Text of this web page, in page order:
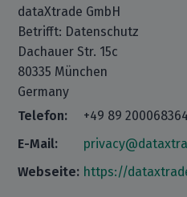
dataXtrade GmbH
Betrifft: Datenschutz
Dachauer Str. 15c
80335 München
Germany
Telefon:
+49 89 200068364
E-Mail:
Webseite: https://